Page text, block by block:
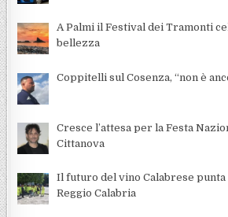
A Palmi il Festival dei Tramonti
bellezza
Coppitelli sul Cosenza, “non è
Cresce l’attesa per la Festa
Cittanova
Il futuro del vino Calabrese punta
Reggio Calabria